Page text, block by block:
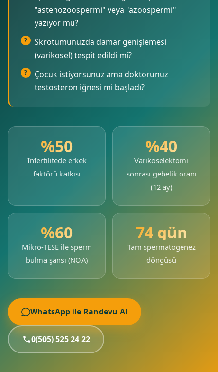
"astenozoospermi" veya "azoospermi"
yazıyor mu?
Skrotumunuzda damar genişlemesi
(varikosel) tespit edildi mi?
Çocuk istiyorsunuz ama doktorunuz
testosteron iğnesi mi başladı?
%50
İnfertilitede erkek
faktörü katkısı
%40
Varikoselektomi
sonrası gebelik oranı
(12 ay)
%60
Mikro-TESE ile sperm
bulma şansı (NOA)
74 gün
Tam spermatogenez
döngüsü
WhatsApp ile Randevu Al
0(505) 525 24 22